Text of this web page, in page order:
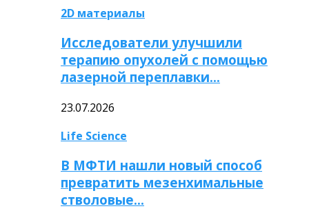
2D материалы
Исследователи улучшили
терапию опухолей с помощью
лазерной переплавки…
23.07.2026
Life Science
В МФТИ нашли новый способ
превратить мезенхимальные
стволовые…